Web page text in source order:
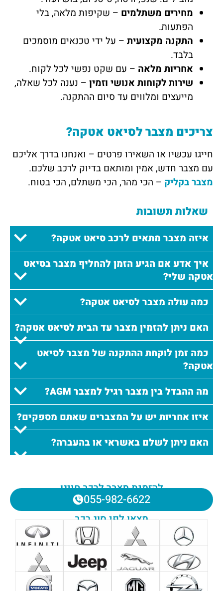
להזמנת מצבר לרכב חייגו
055-982-6622
מצאו לפי סוג רכב
מחירים משתלמים – שקיפות מלאה, בלי
הפתעות.
התקנה מקצועית – על ידי טכנאים מוסמכים
בלבד.
אחריות מלאה – עם שקט נפשי לכל לקוח.
שירות לקוחות אנושי וזמין – נענה לכל שאלה,
מייעצים ומלווים עד סיום ההתקנה.
צריכים מצבר לסיאט אטקה?
חייגו עכשיו או השאירו פרטים – ואנחנו בדרך אליכם
עם מצבר חדש, אמין ומותאם בדיוק לרכב שלכם.
מצבר בקליק – הכי מהר, הכי משתלם, הכי בטוח.
שאלות תשובות
איזה מצבר מתאים לרכב סיאט אטקה?
איך אדע אם הגיע הזמן להחליף מצבר בסיאט
אטקה שלי?
כמה עולה מצבר לסיאט אטקה?
האם ניתן להזמין מצבר עד הבית לסיאט אטקה?
כמה זמן לוקחת ההתקנה של מצבר לסיאט
אטקה?
מה ההבדל בין מצבר רגיל למצבר AGM?
איזו אחריות יש על המצברים שאתם מספקים?
האם ניתן לשלם באשראי או בהעברה?